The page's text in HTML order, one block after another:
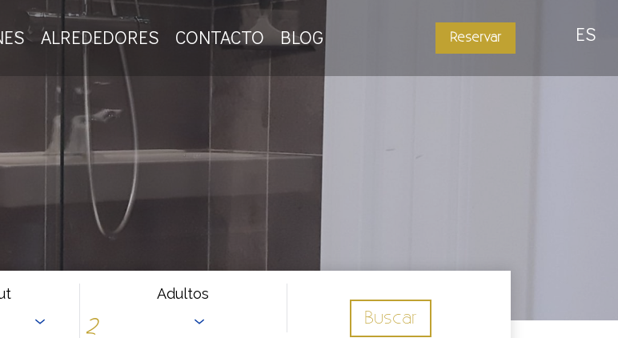
ALREDEDORES CONTACTO BLOG Reservar ES
Adultos
Buscar